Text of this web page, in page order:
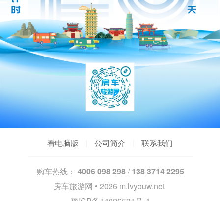
看电脑版 公司简介 联系我们
购车热线： 4006 098 298/138 3714 2295
房车旅游网 • 2026 m.lvyouw.net